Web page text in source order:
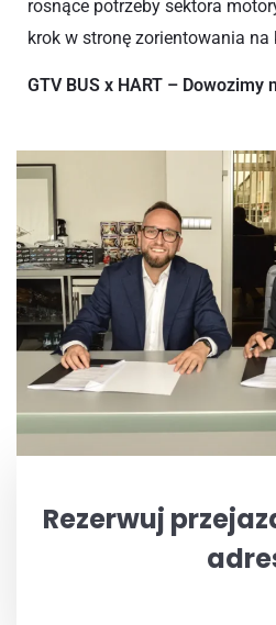
rosnące potrzeby sektora
krok w stronę zorientowania na
GTV BUS x HART – Dowozimy
Rezerwuj